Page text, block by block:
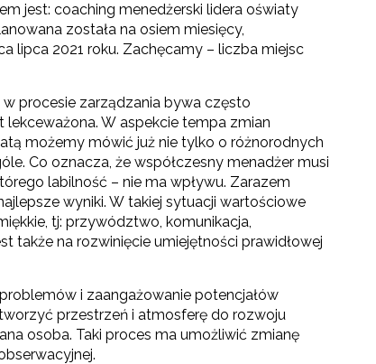
jest: coaching menedżerski lidera oświaty
została na osiem miesięcy,
lipca 2021 roku. Zachęcamy – liczba miejsc
procesie zarządzania bywa często
lekceważona. W aspekcie tempa zmian
możemy mówić już nie tylko o różnorodnych
Co oznacza, że współczesny menadżer musi
labilność – nie ma wpływu. Zarazem
wyniki. W takiej sytuacji wartościowe
tj: przywództwo, komunikacja,
także na rozwinięcie umiejętności prawidłowej
i zaangażowanie potencjałów
przestrzeń i atmosferę do rozwoju
osoba. Taki proces ma umożliwić zmianę